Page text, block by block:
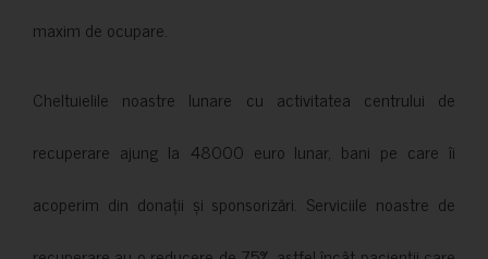
maxim de ocupare.
Cheltuielile noastre lunare cu activitatea centrului de
recuperare ajung la 48000 euro lunar, bani pe care îi
acoperim din donații și sponsorizări. Serviciile noastre de